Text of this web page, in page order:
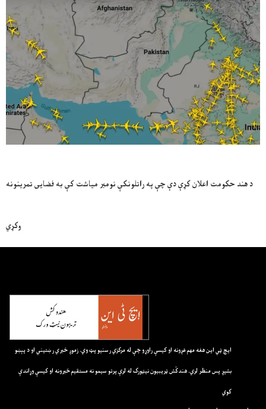
د هند حکومت اعلان کړې دې چې په راتلونکې نومبر میاشت کې به فضایی تمرینونه
وکړي
ايچ ټي اين هغه مهم غږونه او کيسې راوړو چې له مرکزي رسنيو پټ وي. زموږ خبري رښتيني او د پېښو
بشپړ پس منظر لري. هندکُش ټريبيون نيټورک له لرې پرتو سيمو نه مستقيم خبرونه او کيسې وړاندې
کوي